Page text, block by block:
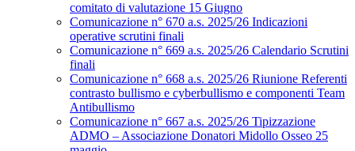
comitato di valutazione 15 Giugno
Comunicazione n° 670 a.s. 2025/26 Indicazioni
operative scrutini finali
Comunicazione n° 669 a.s. 2025/26 Calendario Scrutini
finali
Comunicazione n° 668 a.s. 2025/26 Riunione Referenti
contrasto bullismo e cyberbullismo e componenti Team
Antibullismo
Comunicazione n° 667 a.s. 2025/26 Tipizzazione
ADMO – Associazione Donatori Midollo Osseo 25